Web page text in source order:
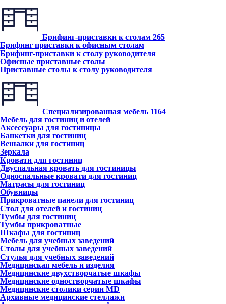
Брифинг-приставки к столам 265
Брифинг приставки к офисным столам
Брифинг-приставки к столу руководителя
Офисные приставные столы
Приставные столы к столу руководителя
Специализированная мебель 1164
Мебель для гостиниц и отелей
Аксессуары для гостиницы
Банкетки для гостиниц
Вешалки для гостиниц
Зеркала
Кровати для гостиниц
Двуспальная кровать для гостиницы
Односпальные кровати для гостиниц
Матрасы для гостиниц
Обувницы
Прикроватные панели для гостиниц
Стол для отелей и гостиниц
Тумбы для гостиниц
Тумбы прикроватные
Шкафы для гостиниц
Мебель для учебных заведений
Столы для учебных заведений
Стулья для учебных заведений
Медицинская мебель и изделия
Медицинские двухстворчатые шкафы
Медицинские одностворчатые шкафы
Медицинские столики серии MD
Архивные медицинские стеллажи